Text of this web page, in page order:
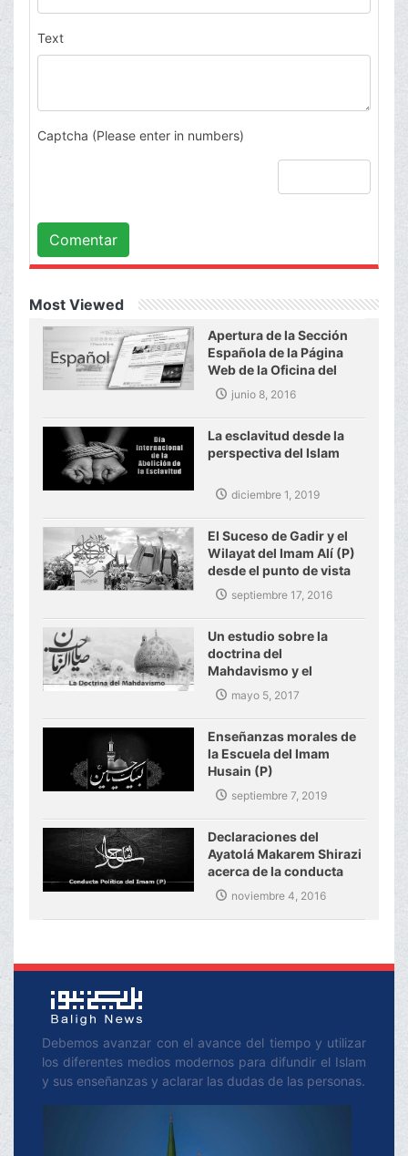
Text
Captcha (Please enter in numbers)
Comentar
Most Viewed
Apertura de la Sección
Española de la Página
Web de la Oficina del
Gran Ayatolá Makarem
Shirazi
junio 8, 2016
La esclavitud desde la
perspectiva del Islam
diciembre 1, 2019
El Suceso de Gadir y el
Wilayat del Imam Alí (P)
desde el punto de vista
del Ayatolá Makarem
Shirazi
septiembre 17, 2016
Un estudio sobre la
doctrina del
Mahdavismo y el
gobierno mundial del
Imam Mahdi (P)
mayo 5, 2017
Enseñanzas morales de
la Escuela del Imam
Husain (P)
septiembre 7, 2019
Declaraciones del
Ayatolá Makarem Shirazi
acerca de la conducta
política del Imam Sayyad
(P) y sus actividades
para vivificar el
noviembre 4, 2016
Debemos avanzar con el avance del tiempo y utilizar
los diferentes medios modernos para difundir el Islam
y sus enseñanzas y aclarar las dudas de las personas.